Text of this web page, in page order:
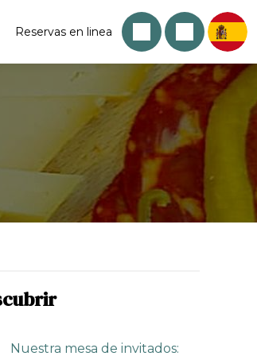
Reservas en linea
Nuestra mesa de invitados: